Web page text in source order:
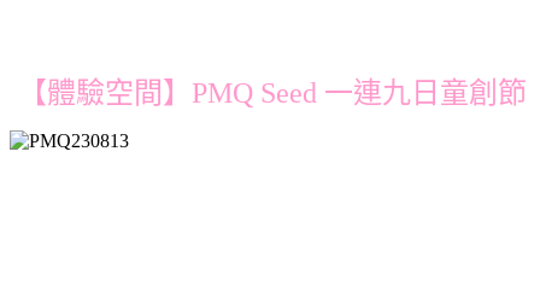
【體驗空間】PMQ Seed 一連九日童創節